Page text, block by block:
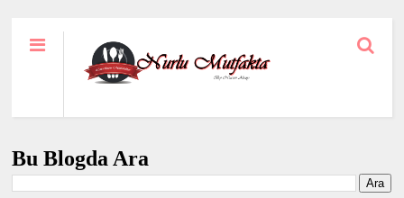
Bu Blogda Ara